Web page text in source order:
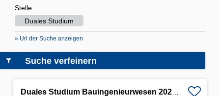
Stelle :
Duales Studium
» Url der Suche anzeigen
Suche verfeinern